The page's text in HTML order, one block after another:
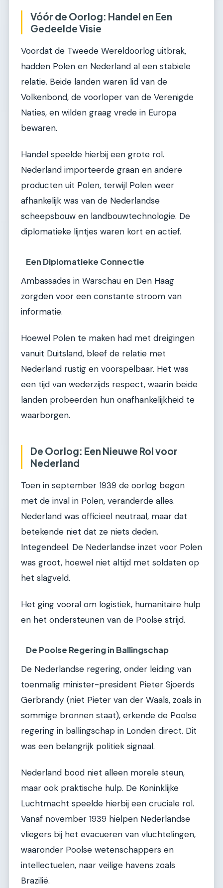
Vóór de Oorlog: Handel en Een
Gedeelde Visie
Voordat de Tweede Wereldoorlog uitbrak,
hadden Polen en Nederland al een stabiele
relatie. Beide landen waren lid van de
Volkenbond, de voorloper van de Verenigde
Naties, en wilden graag vrede in Europa
bewaren.
Handel speelde hierbij een grote rol.
Nederland importeerde graan en andere
producten uit Polen, terwijl Polen weer
afhankelijk was van de Nederlandse
scheepsbouw en landbouwtechnologie. De
diplomatieke lijntjes waren kort en actief.
Een Diplomatieke Connectie
Ambassades in Warschau en Den Haag
zorgden voor een constante stroom van
informatie.
Hoewel Polen te maken had met dreigingen
vanuit Duitsland, bleef de relatie met
Nederland rustig en voorspelbaar. Het was
een tijd van wederzijds respect, waarin beide
landen probeerden hun onafhankelijkheid te
waarborgen.
De Oorlog: Een Nieuwe Rol voor
Nederland
Toen in september 1939 de oorlog begon
met de inval in Polen, veranderde alles.
Nederland was officieel neutraal, maar dat
betekende niet dat ze niets deden.
Integendeel. De Nederlandse inzet voor Polen
was groot, hoewel niet altijd met soldaten op
het slagveld.
Het ging vooral om logistiek, humanitaire hulp
en het ondersteunen van de Poolse strijd.
De Poolse Regering in Ballingschap
De Nederlandse regering, onder leiding van
toenmalig minister-president Pieter Sjoerds
Gerbrandy (niet Pieter van der Waals, zoals in
sommige bronnen staat), erkende de Poolse
regering in ballingschap in Londen direct. Dit
was een belangrijk politiek signaal.
Nederland bood niet alleen morele steun,
maar ook praktische hulp. De Koninklijke
Luchtmacht speelde hierbij een cruciale rol.
Vanaf november 1939 hielpen Nederlandse
vliegers bij het evacueren van vluchtelingen,
waaronder Poolse wetenschappers en
intellectuelen, naar veilige havens zoals
Brazilië.